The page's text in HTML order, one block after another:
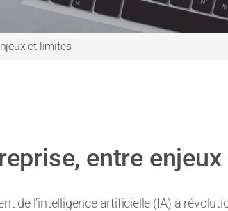
et limites
entre
de l’intelligence artificielle (IA) a